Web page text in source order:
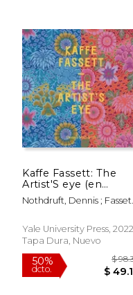
Kaffe Fassett: The
Artist'S eye (en
Inglés)
Nothdruft, Dennis ; Fassett,
Yale University Press, 2022,
Tapa Dura, Nuevo